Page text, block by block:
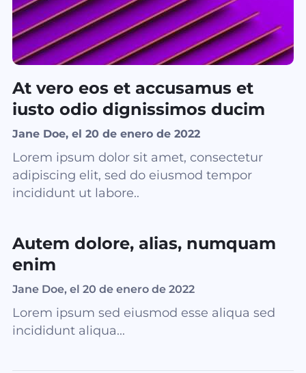
At vero eos et accusamus et
iusto odio dignissimos ducim
Jane Doe, el 20 de enero de 2022
Lorem ipsum dolor sit amet, consectetur
adipiscing elit, sed do eiusmod tempor
incididunt ut labore..
Autem dolore, alias, numquam
enim
Jane Doe, el 20 de enero de 2022
Lorem ipsum sed eiusmod esse aliqua sed
incididunt aliqua...